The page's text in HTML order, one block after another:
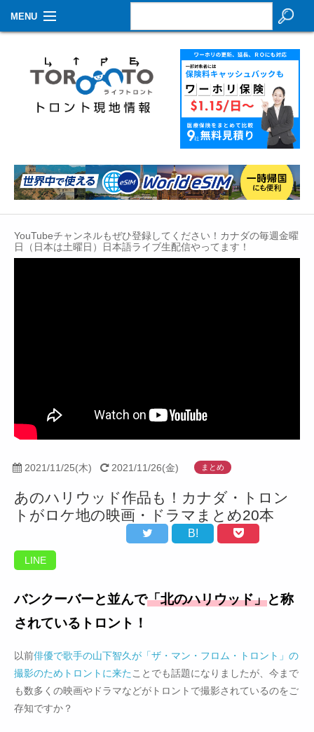
MENU
生活情報
その他
イベントカレンダー
Contact
YouTubeチャンネルもぜひ登録してください！カナダの毎週金曜
日（日本は土曜日）日本語ライブ生配信やってます！
2021/11/25(木) 2021/11/26(金) まとめ
あのハリウッド作品も！カナダ・トロン
トがロケ地の映画・ドラマまとめ20本
B!
LINE
バンクーバーと並んで「北のハリウッド」と称
されているトロント！
以前俳優で歌手の山下智久が「ザ・マン・フロム・トロント」の
撮影のためトロントに来た ことでも話題になりましたが、今まで
も数多くの映画やドラマなどがトロントで撮影されているのをご
存知ですか？